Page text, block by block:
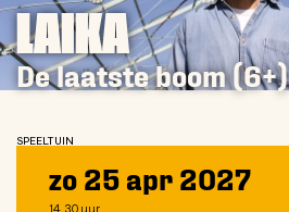
LAIKA
De laatste boom (6+)
SPEELTUIN
zo 25 apr 2027
14.30 uur